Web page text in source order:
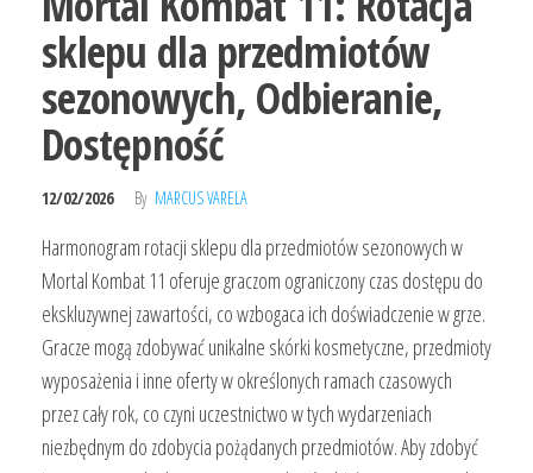
sklepu dla przedmiotów
sezonowych, Odbieranie,
Dostępność
12/02/2026 By MARCUS VARELA
Harmonogram rotacji sklepu dla przedmiotów sezonowych w
Mortal Kombat 11 oferuje graczom ograniczony czas dostępu do
ekskluzywnej zawartości, co wzbogaca ich doświadczenie w grze.
Gracze mogą zdobywać unikalne skórki kosmetyczne, przedmioty
wyposażenia i inne oferty w określonych ramach czasowych
przez cały rok, co czyni uczestnictwo w tych wydarzeniach
niezbędnym do zdobycia pożądanych przedmiotów. Aby zdobyć